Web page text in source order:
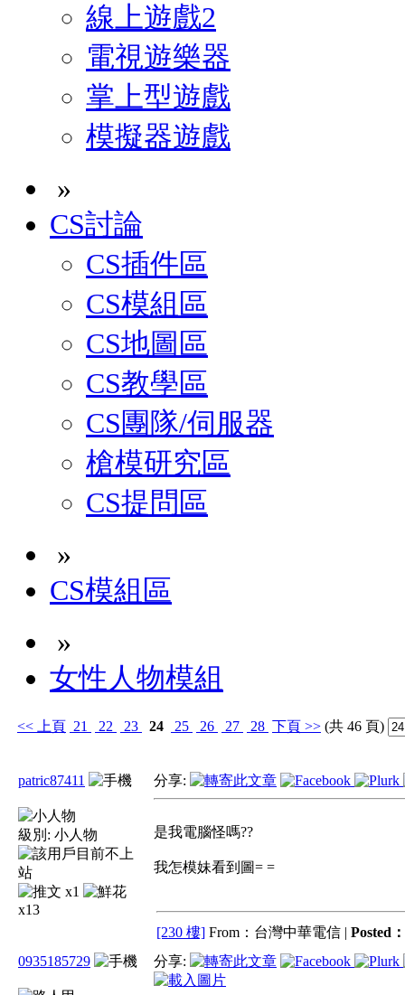
線上遊戲2
電視遊樂器
掌上型遊戲
模擬器遊戲
»
CS討論
CS插件區
CS模組區
CS地圖區
CS教學區
CS團隊/伺服器
槍模研究區
CS提問區
»
CS模組區
»
女性人物模組
<< 上頁 21 22 23 24 25 26 27 28 下頁 >> (共 46 頁)
patric87411
級別: 小人物
x1
x13
分享:
是我電腦怪嗎??
我怎模妹看到圖= =
[230 樓] From：台灣中華電信 | Posted：
0935185729
分享: